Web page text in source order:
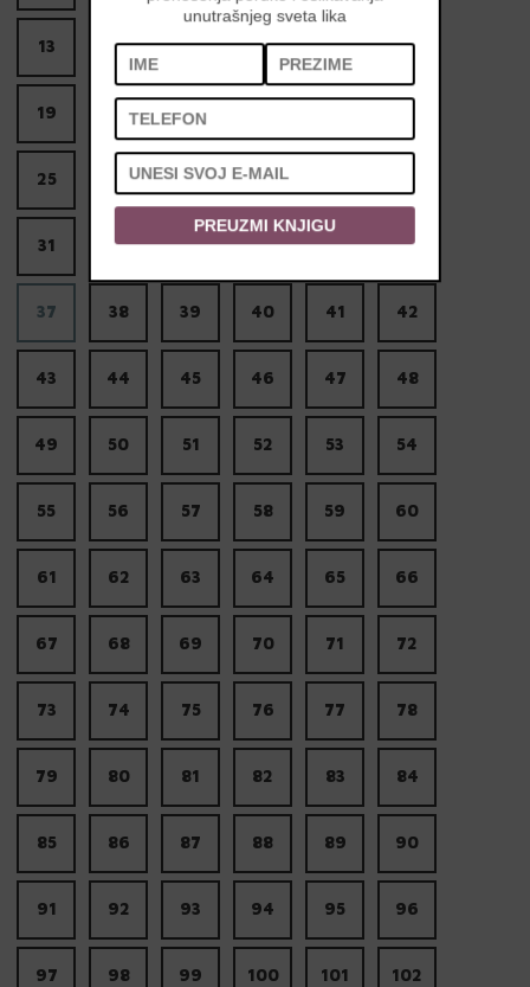
13 14 15 16 17 18
19 20 21
25 26 27 28
31 32 33 34 35 36
37 38 39 40 41 42
43 44 45 46 47 48
49 50 51 52 53 54
55 56 57 58 59 60
61 62 63 64 65 66
67 68 69 70 71 72
73 74 75 76 77 78
79 80 81 82 83 84
85 86 87 88 89 90
91 92 93 94 95 96
97 98 99 100 101 102
unutrašnjeg sveta lika
PREUZMI KNJIGU